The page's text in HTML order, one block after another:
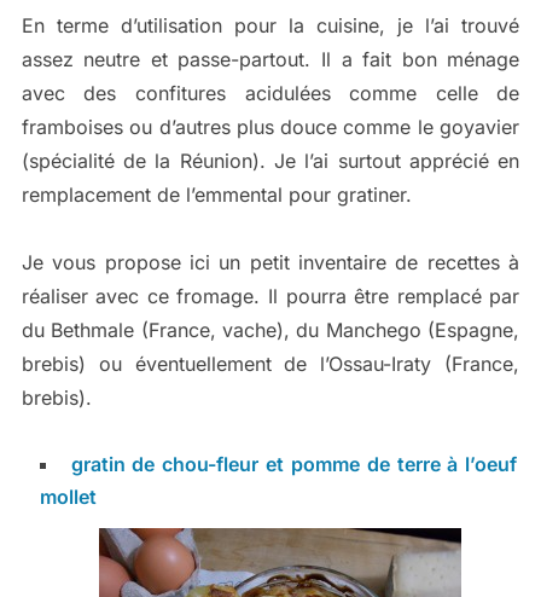
En terme d’utilisation pour la cuisine, je l’ai trouvé
assez neutre et passe-partout. Il a fait bon ménage
avec des confitures acidulées comme celle de
framboises ou d’autres plus douce comme le goyavier
(spécialité de la Réunion). Je l’ai surtout apprécié en
remplacement de l’emmental pour gratiner.
Je vous propose ici un petit inventaire de recettes à
réaliser avec ce fromage. Il pourra être remplacé par
du Bethmale (France, vache), du Manchego (Espagne,
brebis) ou éventuellement de l’Ossau-Iraty (France,
brebis).
gratin de chou-fleur et pomme de terre à l’oeuf
mollet